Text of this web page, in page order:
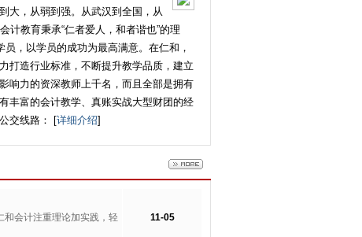
大，从弱到强。从武汉到全国，从
计教育秉承“仁者爱人，和者谐也”的理
，以学员的成功为最高满意。在仁和，
打造行业标准，不断提升教学品质，建立
响力的资深教师上千名，而且全部是拥有
丰富的会计教学、真账实战大型财团的经
交线路： [详细介绍]
会计注重理论加实践，轻
11-05